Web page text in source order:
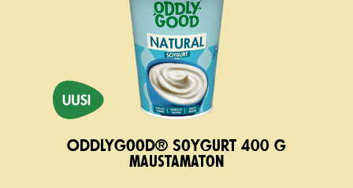
Oddlygood® Soygurt 400 g
maustamaton